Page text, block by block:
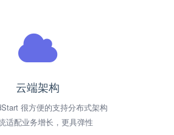
云端架构
很方便的支持分布式架构
适配业务增长，更具弹性